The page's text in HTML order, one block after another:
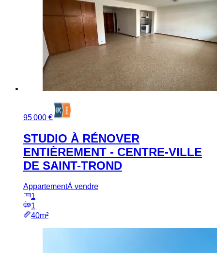
95 000 €
STUDIO À RÉNOVER
ENTIÈREMENT - CENTRE-VILLE
DE SAINT-TROND
AppartementÀ vendre
1
1
40m²